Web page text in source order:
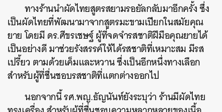
ทางร้านนำผัดไทยสูตรสยามรอยัลกลับมาอีกครั้ง ซึ่ง
เป็นผัดไทยที่พัฒนามาจากสูตรมะขามเปียกในสมัยคุณ
ยาย โดยมี ดร.ศีขรเชษฐ์ ผู้ที่จดจำรสชาติฝีมือคุณยายได้
เป็นอย่างดี มาช่วยรังสรรค์ให้ได้รสชาติที่เหมาะสม มีรส
เปรี้ยว ตามด้วยเค็มและหวาน ซึ่งเป็นอีกหนึ่งทางเลือก
สำหรับผู้ที่ชื่นชอบรสชาติที่แตกต่างออกไป
นอกจากนี้ รศ.พญ.ธัญนันท์ยังระบุว่า ร้านมีผัดไทย